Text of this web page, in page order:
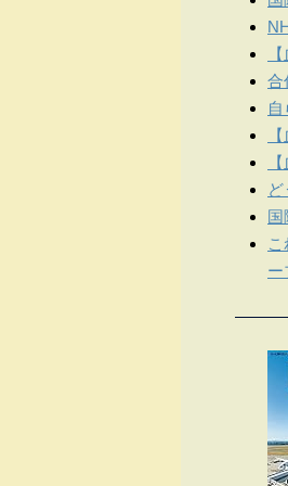
合
国
ー